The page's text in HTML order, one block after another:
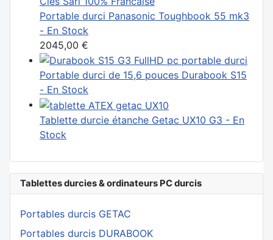
Tablettes durcies & ordinateurs PC durcis
Portables durcis GETAC
Portables durcis DURABOOK
Portable durci Panasonic Toughbook 55 mk3
- En Stock
2045,00 €
Portable durci de 15,6 pouces Durabook S15
- En Stock
Tablette durcie étanche Getac UX10 G3 - En
Stock